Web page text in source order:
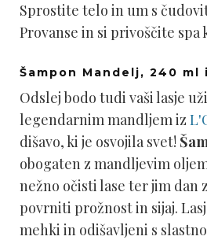
Sprostite telo in um s
Provanse in si privoščite spa
Šampon Mandelj, 240 ml
Odslej bodo tudi vaši lasje
legendarnim mandljem iz
dišavo, ki je osvojila svet!
obogaten z mandljevim
nežno očisti lase ter jim dan
povrniti prožnost in sijaj.
mehki in odišavljeni s